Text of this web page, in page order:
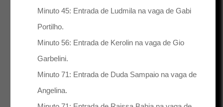
Minuto 45: Entrada de Ludmila na vaga de Gabi
Portilho.
Minuto 56: Entrada de Kerolin na vaga de Gio
Garbelini.
Minuto 71: Entrada de Duda Sampaio na vaga de
Angelina.